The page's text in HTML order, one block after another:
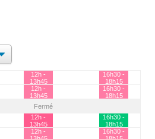
12h -
13h45
16h30 -
18h15
12h -
13h45
16h30 -
18h15
Fermé
12h -
13h45
16h30 -
18h15
12h -
16h30 -